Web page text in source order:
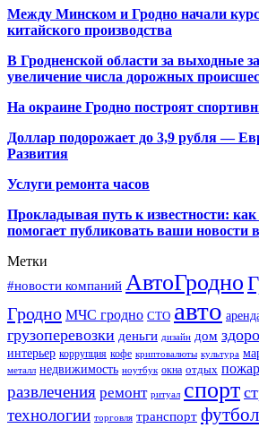
Между Минском и Гродно начали
китайского производства
В Гродненской области за выходные
увеличение числа дорожных
На окраине Гродно построят
Доллар подорожает до 3,9 рубля —
Развития
Услуги ремонта часов
Прокладывая путь к известности:
помогает публиковать ваши
Метки
#новости компаний АвтоГродно
Гродно МЧС гродно СТО авто
грузоперевозки деньги дизайн дом
интерьер коррупция кофе криптовалюты культура
металл недвижимость ноутбук окна отдых пожар
развлечения ремонт ритуал спорт
технологии торговля транспорт футбол